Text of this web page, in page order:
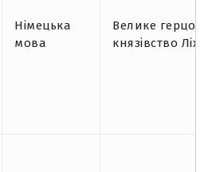
Німецька
мова
Велике
князівство